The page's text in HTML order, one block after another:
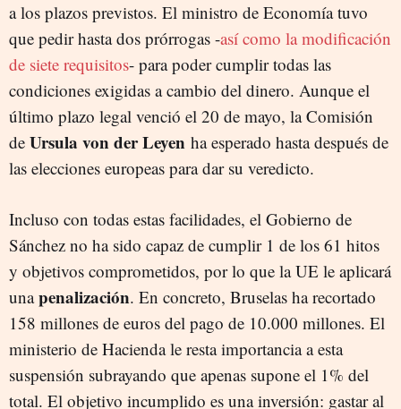
a los plazos previstos. El ministro de Economía tuvo
que pedir hasta dos prórrogas -así como la modificación
de siete requisitos- para poder cumplir todas las
condiciones exigidas a cambio del dinero. Aunque el
último plazo legal venció el 20 de mayo, la Comisión
de Ursula von der Leyen ha esperado hasta después de
las elecciones europeas para dar su veredicto.
Incluso con todas estas facilidades, el Gobierno de
Sánchez no ha sido capaz de cumplir 1 de los 61 hitos
y objetivos comprometidos, por lo que la UE le aplicará
unapenalización. En concreto, Bruselas ha recortado
158 millones de euros del pago de 10.000 millones. El
ministerio de Hacienda le resta importancia a esta
suspensión subrayando que apenas supone el 1% del
total. El objetivo incumplido es una inversión: gastar al